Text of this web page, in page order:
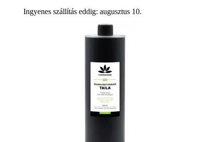
Ingyenes szállítás eddig: augusztus 10.